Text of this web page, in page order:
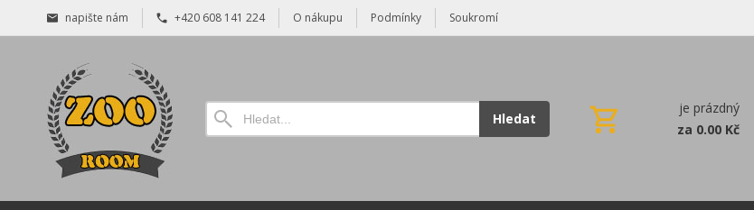
napište nám +420 608 141 224 O nákupu Podmínky Soukromí
Hledat
je prázdný
za 0.00 Kč